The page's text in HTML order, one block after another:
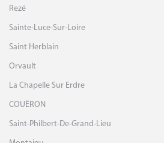
Rezé
Sainte-Luce-Sur-Loire
Saint Herblain
Orvault
La Chapelle Sur Erdre
COUËRON
Saint-Philbert-De-Grand-Lieu